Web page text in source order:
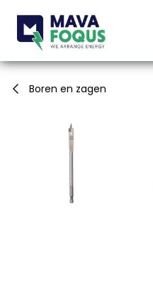
Boren en zagen